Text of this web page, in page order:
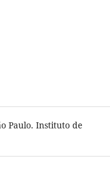
Paulo. Instituto de